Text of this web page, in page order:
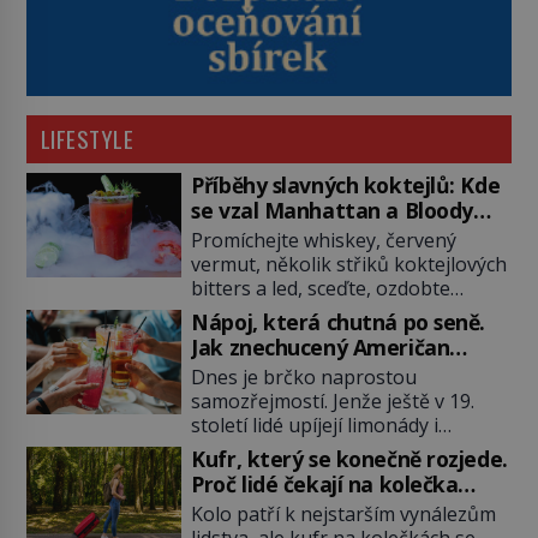
LIFESTYLE
Příběhy slavných koktejlů: Kde
se vzal Manhattan a Bloody
Mary?
Promíchejte whiskey, červený
vermut, několik střiků koktejlových
bitters a led, sceďte, ozdobte
koktejlovou třešinkou a tadá…
Manhattan je tu! A pokud to má být
skutečně on, dejte si pozor, ať
místo klasické americké rye
whiskey či klidně bourbonu
nepoužijete skotskou whisku. Co
se stane? Inu, koktejl bude stále
skvělý, ale už to nebude
Manhattan ale […]
Nápoj, která chutná po seně.
Jak znechucený Američan
vymyslel brčko
Dnes je brčko naprostou
samozřejmostí. Jenže ještě v 19.
století lidé upíjejí limonády i
koktejly dutými stébly žita nebo
žitné slámy. Fungují sice dobře,
mají ale jednu nepříjemnou
vlastnost po chvíli se rozmáčejí a
Kufr, který se konečně rozjede.
Proč lidé čekají na kolečka
téměř pět tisíc let?
Kolo patří k nejstarším vynálezům